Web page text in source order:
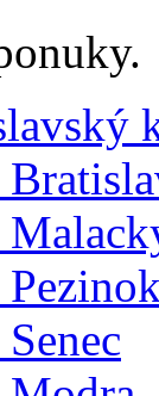
Pezinok